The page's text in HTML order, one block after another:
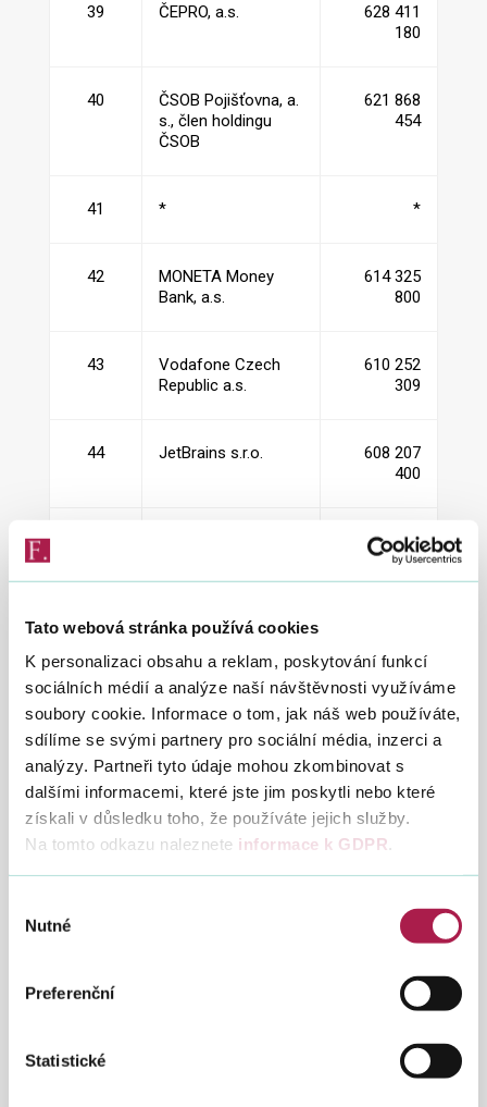
Tato webová stránka používá cookies
K personalizaci obsahu a reklam, poskytování funkcí
sociálních médií a analýze naší návštěvnosti využíváme
soubory cookie. Informace o tom, jak náš web používáte,
sdílíme se svými partnery pro sociální média, inzerci a
analýzy. Partneři tyto údaje mohou zkombinovat s
dalšími informacemi, které jste jim poskytli nebo které
získali v důsledku toho, že používáte jejich služby.
Na tomto odkazu naleznete informace k GDPR.
souhlasu
Nutné
Preferenční
Statistické
39 ČEPRO, a.s.
628 411
180
40
ČSOB Pojišťovna, a.
s., člen holdingu
ČSOB
621 868
454
41 * *
42
MONETA Money
Bank, a.s.
614 325
800
43
Vodafone Czech
Republic a.s.
610 252
309
44 JetBrains s.r.o.
608 207
400
601 540
930
46 ABB s.r.o.
47 * *
48
Mobis Automotive
Czech s.r.o.
567 544
49 * *
552 683